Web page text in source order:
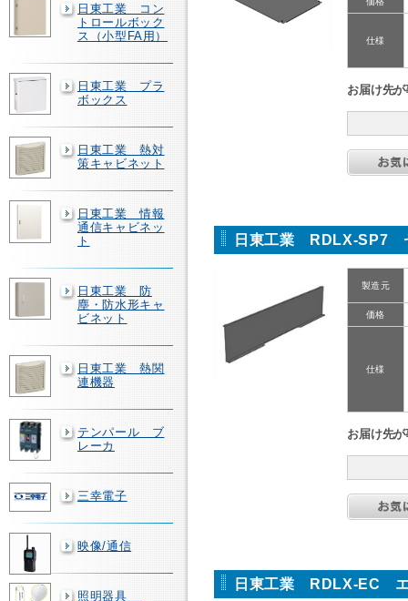
日東工業 コン
トロールボック
ス（小型FA用）
日東工業 プラ
ボックス
日東工業 熱対
策キャビネット
日東工業 情報
通信キャビネッ
ト
日東工業 防
塵・防水形キャ
ビネット
日東工業 熱関
連機器
テンパール ブ
レーカ
三幸電子
映像/通信
照明器具
仕様
お届け先
日東工業 RDLX-SP7
製造元
価格
仕様
お届け先
日東工業 RDLX-EC エ